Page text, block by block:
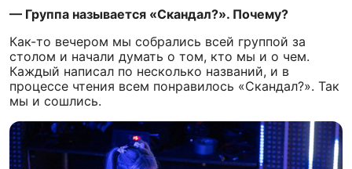
— Группа называется «Скандал?». Почему?
Как-то вечером мы собрались всей группой за
столом и начали думать о том, кто мы и о чем.
Каждый написал по несколько названий, и в
процессе чтения всем понравилось «Скандал?». Так
мы и сошлись.